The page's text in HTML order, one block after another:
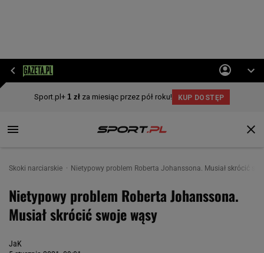
Skoki narciarskie Nietypowy problem Roberta Johanssona. Musiał skrócić
Nietypowy problem Roberta Johanssona.
Musiał skrócić swoje wąsy
JaK